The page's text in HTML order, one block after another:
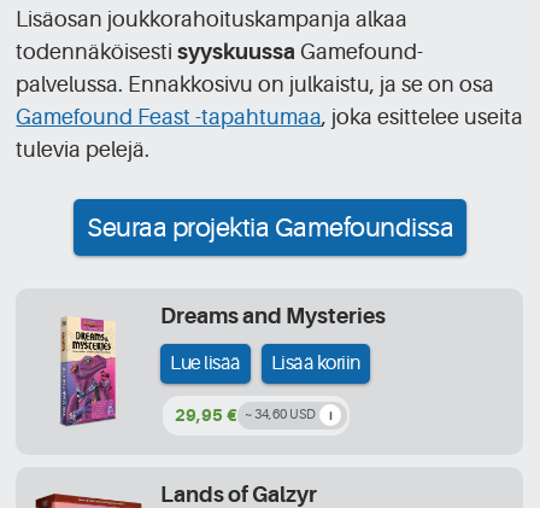
Lisäosan joukkorahoituskampanja alkaa
todennäköisestisyyskuussa Gamefound-
palvelussa. Ennakkosivu on julkaistu, ja se on osa
Gamefound Feast -tapahtumaa, joka esittelee useita
tulevia pelejä.
Seuraa projektia Gamefoundissa
Dreams and Mysteries
Lue lisää Lisää koriin
29,95 € ~ 34,60 USD
Lands of Galzyr